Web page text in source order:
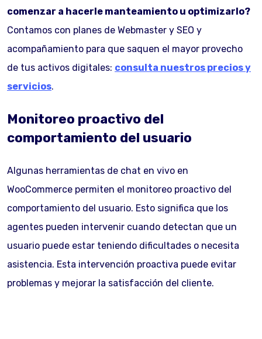
comenzar a hacerle manteamiento u optimizarlo?
Contamos con planes de Webmaster y SEO y
acompañamiento para que saquen el mayor provecho
de tus activos digitales: consulta nuestros precios y
servicios.
Monitoreo proactivo del
comportamiento del usuario
Algunas herramientas de chat en vivo en
WooCommerce permiten el monitoreo proactivo del
comportamiento del usuario. Esto significa que los
agentes pueden intervenir cuando detectan que un
usuario puede estar teniendo dificultades o necesita
asistencia. Esta intervención proactiva puede evitar
problemas y mejorar la satisfacción del cliente.